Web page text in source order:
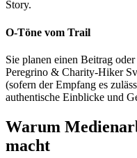
Story.
O-Töne vom Trail
Sie planen einen Beitrag
Peregrino & Charity-Hiker
(sofern der Empfang es
authentische Einblicke und
Warum
macht